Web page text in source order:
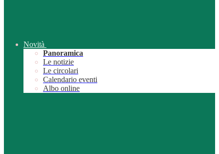
Novità
Panoramica
Le notizie
Le circolari
Calendario eventi
Albo online